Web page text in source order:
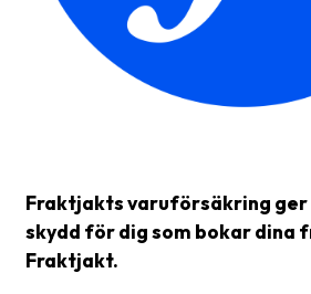
Customs
declarations
Manuals
Downloads
Fraktjakts varuförsäkring
skydd för dig som bokar dina
Fraktjakt.